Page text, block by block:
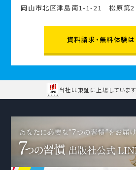
岡山市北区津島南1-1-21 松原第2
資料請求・無料体験は
当社は東証に上場しています